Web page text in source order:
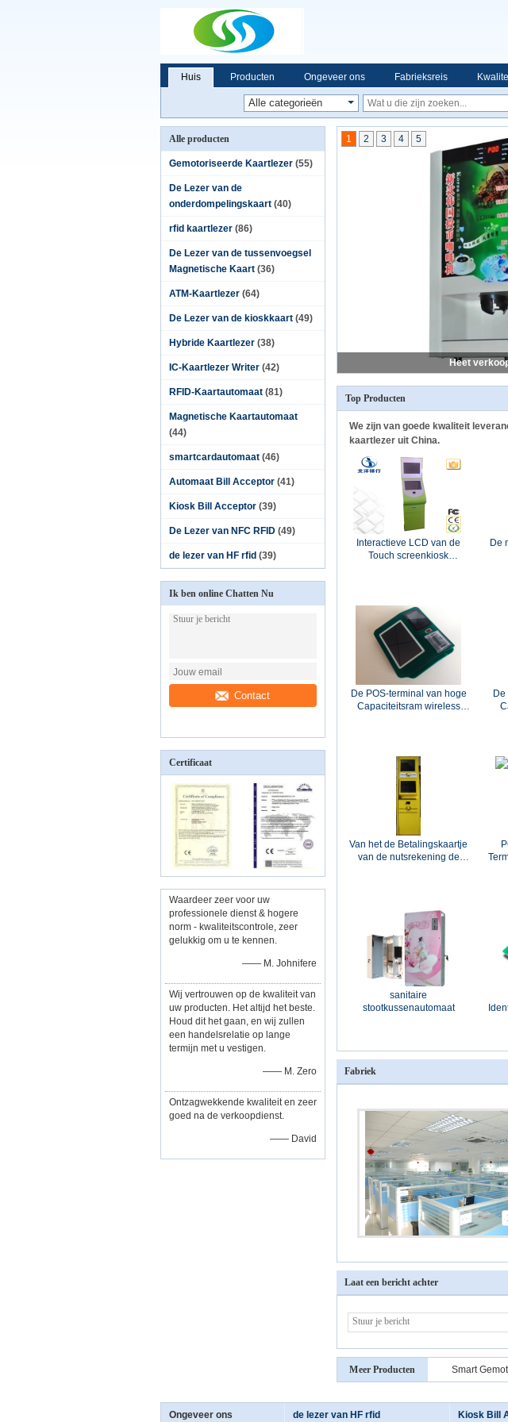
Huis Producten Ongeveer ons Fabrieksreis
Alle producten
Gemotoriseerde Kaartlezer (55)
De Lezer van de
onderdompelingskaart (40)
rfid kaartlezer (86)
De Lezer van de tussenvoegsel
Magnetische Kaart (36)
ATM-Kaartlezer (64)
De Lezer van de kioskkaart (49)
Hybride Kaartlezer (38)
IC-Kaartlezer Writer (42)
RFID-Kaartautomaat (81)
Magnetische Kaartautomaat
(44)
smartcardautomaat (46)
Automaat Bill Acceptor (41)
Kiosk Bill Acceptor (39)
De Lezer van NFC RFID (49)
de lezer van HF rfid (39)
Ik ben online Chatten Nu
Contact
Certificaat
Waardeer zeer voor uw
professionele dienst & hogere
norm - kwaliteitscontrole, zeer
gelukkig om u te kennen.
—— M. Johnifere
Wij vertrouwen op de kwaliteit van
uw producten. Het altijd het beste.
Houd dit het gaan, en wij zullen
een handelsrelatie op lange
termijn met u vestigen.
—— M. Zero
Ontzagwekkende kwaliteit en zeer
goed na de verkoopdienst.
—— David
EM4102
1 2 3 4 5
Top Producten
We zijn van goede kwaliteit
kaartlezer uit China.
Interactieve LCD van de
Touch screenkiosk
De
De POS-terminal van hoge
Capaciteitsram wireless
Van het de Betalingskaartje
van de nutsrekening de
sanitaire
stootkussenautomaat
Fabriek
Laat een bericht achter
Meer Producten Smart
Ongeveer ons de lezer van HF rfid Kiosk Bill